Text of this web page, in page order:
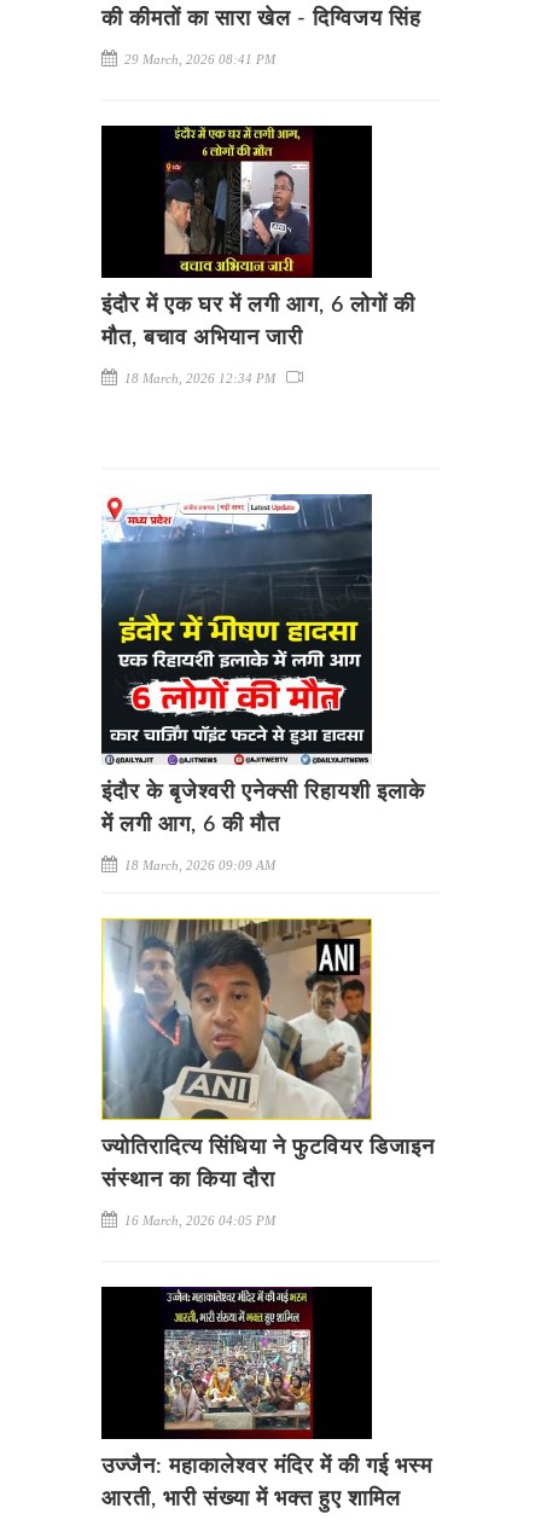
की कीमतों का सारा खेल - दिग्विजय सिंह
29 March, 2026 08:41 PM
इंदौर में एक घर में लगी आग, 6 लोगों की
मौत, बचाव अभियान जारी
18 March, 2026 12:34 PM
इंदौर के बृजेश्वरी एनेक्सी रिहायशी इलाके
में लगी आग, 6 की मौत
18 March, 2026 09:09 AM
ज्योतिरादित्य सिंधिया ने फुटवियर डिजाइन
संस्थान का किया दौरा
16 March, 2026 04:05 PM
उज्जैन: महाकालेश्वर मंदिर में की गई भस्म
आरती, भारी संख्या में भक्त हुए शामिल